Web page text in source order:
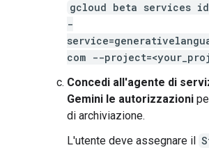
gcloud beta services
-
com --
Concedi all'agente di
Gemini le autorizzazioni
di archiviazione.
L'utente deve assegnare il